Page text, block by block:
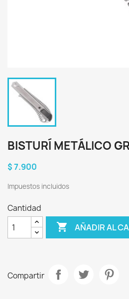
BISTURÍ METÁLICO
$ 7.900
Impuestos incluidos
Cantidad
 AÑADIR AL
Compartir